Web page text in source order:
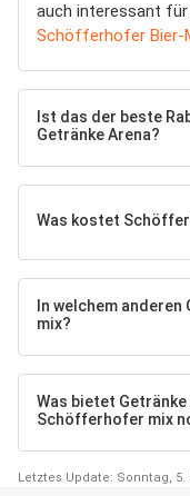
auch interessant für
Schöfferhofer Bier-
Ist das der beste
Getränke Arena?
Was kostet
In welchem
mix?
Was bietet
Schöfferhofer mix
Letztes Update: Sonntag, 5.